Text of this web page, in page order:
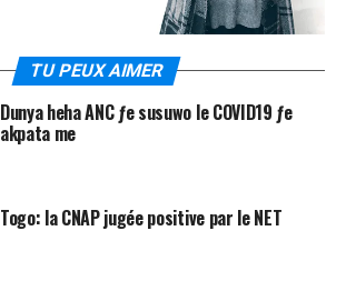
TU PEUX AIMER
Dunya heha ANC ƒe susuwo le COVID19 ƒe
akpata me
Togo: la CNAP jugée positive par le NET